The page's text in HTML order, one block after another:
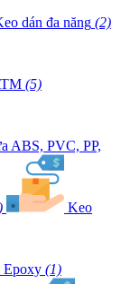
dán đa năng (2)
(5)
ABS, PVC, PP,
Keo
Epoxy (1)